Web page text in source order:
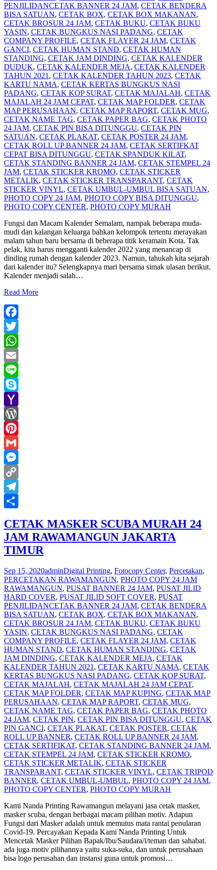
PENJILIDANCETAK BANNER 24 JAM, CETAK BENDERA
BISA SATUAN, CETAK BOX, CETAK BOX MAKANAN,
CETAK BROSUR 24 JAM, CETAK BUKU, CETAK BUKU
YASIN, CETAK BUNGKUS NASI PADANG, CETAK
COMPANY PROFILE, CETAK FLAYER 24 JAM, CETAK
GANCI, CETAK HUMAN STAND, CETAK HUMAN
STANDING, CETAK JAM DINDING, CETAK KALENDER
DUDUK, CETAK KALENDER MEJA, CETAK KALENDER
TAHUN 2021 , CETAK KALENDER TAHUN 2023, CETAK
KARTU NAMA, CETAK KERTAS BUNGKUS NASI
PADANG, CETAK KOP SURAT, CETAK MAJALAH, CETAK
MAJALAH 24 JAM CEPAT, CETAK MAP FOLDER, CETAK
MAP PERUSAHAAN, CETAK MAP RAPORT, CETAK MUG,
CETAK NAME TAG, CETAK PAPER BAG, CETAK PHOTO
24 JAM, CETAK PIN BISA DITUNGGU, CETAK PIN
SATUAN, CETAK PLAKAT, CETAK POSTER 24 JAM,
CETAK ROLL UP BANNER 24 JAM, CETAK SERTIFKAT
CEPAT BISA DITUNGGU, CETAK SPANDUK KILAT,
CETAK STANDING BANNER 24 JAM, CETAK STEMPEL 24
JAM, CETAK STICKER KROMO, CETAK STICKER
METALIK, CETAK STICKER TRANSPARANT, CETAK
STICKER VINYL, CETAK UMBUL-UMBUL BISA SATUAN,
PHOTO COPY 24 JAM, PHOTO COPY BISA DITUNGGU,
PHOTO COPY CENTER, PHOTO COPY MURAH
Fungsi dan Macam Kalender Semalam, nampak beberapa muda-
mudi dan kalangan keluarga bahkan kelompok tertentu merayakan
malam tahun baru bersama di beberapa titik keramain Kota. Tak
pelak, kita harus mengganti kalender 2022 yang menancap di
dinding rumah dengan kalender 2023. Namun, tahukah kita sejarah
dari kalender itu? Selengkapnya mari bersama simak ulasan berikut.
Kalender menjadi salah…
Read More
Facebook
Twitter
WhatsApp
Email
Line
Skype
Yahoo
Mail
WordPress
Pinterest
Gmail
Messenger
Copy
Link
Telegram
CETAK MASKER SCUBA MURAH 24
JAM RAWAMANGUN JAKARTA
TIMUR
Sep 15, 2020adminDigital Printing, Fotocopy Center, Percetakan,
PERCETAKAN RAWAMANGUN, PHOTO COPY 24 JAM
RAWAMANGUN, PUSAT BANNER 24 JAM, PUSAT JILID
HARD COVER, PUSAT JILID SOFT COVER, PUSAT
PENJILIDANCETAK BANNER 24 JAM, CETAK BENDERA
BISA SATUAN, CETAK BOX, CETAK BOX MAKANAN,
CETAK BROSUR 24 JAM, CETAK BUKU, CETAK BUKU
YASIN, CETAK BUNGKUS NASI PADANG, CETAK
COMPANY PROFILE, CETAK FLAYER 24 JAM, CETAK
HUMAN STAND, CETAK HUMAN STANDING, CETAK
JAM DINDING, CETAK KALENDER MEJA, CETAK
KALENDER TAHUN 2021 , CETAK KARTU NAMA, CETAK
KERTAS BUNGKUS NASI PADANG, CETAK KOP SURAT,
CETAK MAJALAH, CETAK MAJALAH 24 JAM CEPAT,
CETAK MAP FOLDER, CETAK MAP KUPING, CETAK MAP
PERUSAHAAN, CETAK MAP RAPORT, CETAK MUG,
CETAK NAME TAG, CETAK PAPER BAG, CETAK PHOTO
24 JAM, CETAK PIN, CETAK PIN BISA DITUNGGU, CETAK
PIN GANCI, CETAK PLAKAT, CETAK POSTER, CETAK
ROLL UP BANNER, CETAK ROLL UP BANNER 24 JAM,
CETAK SERTIFIKAT, CETAK STANDING BANNER 24 JAM,
CETAK STEMPEL 24 JAM, CETAK STICKER KROMO,
CETAK STICKER METALIK, CETAK STICKER
TRANSPARANT, CETAK STICKER VINYL, CETAK TRIPOD
BANNER, CETAK UMBUL-UMBUL, PHOTO COPY 24 JAM,
PHOTO COPY CENTER, PHOTO COPY MURAH
Kami Nanda Printing Rawamangun melayani jasa cetak masker,
masker scuba, dengan berbagai macam pilihan motiv. Adapun
Fungsi dari Masker adalah untuk memutus mata rantai penularan
Covid-19. Percayakan Kepada Kami Nanda Printing Untuk
Mencetak Masker Pilihan Bapak/Ibu/Saudara/i/teman dan sahabat.
ada juga motiv pilihannya yaitu suka-suka, dan untuk perusahaan
bisa logo perusahan dan instansi guna untuk promosi…